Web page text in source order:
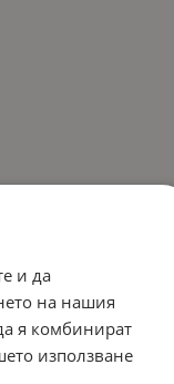
и да
на нашия
я комбинират
използване